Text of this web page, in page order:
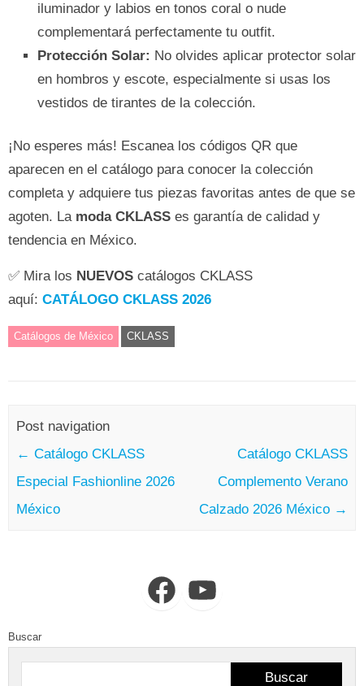
iluminador y labios en tonos coral o nude
complementará perfectamente tu outfit.
Protección Solar: No olvides aplicar protector solar
en hombros y escote, especialmente si usas los
vestidos de tirantes de la colección.
¡No esperes más! Escanea los códigos QR que
aparecen en el catálogo para conocer la colección
completa y adquiere tus piezas favoritas antes de que se
agoten. La moda CKLASS es garantía de calidad y
tendencia en México.
✅ Mira los NUEVOS catálogos CKLASS
aquí: CATÁLOGO CKLASS 2026
Catálogos de México CKLASS
Post navigation
← Catálogo CKLASS
Especial Fashionline 2026
México
Catálogo CKLASS
Complemento Verano
Calzado 2026 México →
FacebookYouTube
Buscar
Buscar